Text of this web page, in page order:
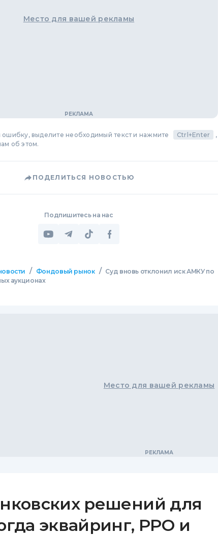
Место для вашей рекламы
ошибку, выделите необходимый текст и нажмите Ctrl+Enter
,
об этом.
ПОДЕЛИТЬСЯ НОВОСТЬЮ
Подпишитесь на нас
/ Фондовый рынок / Суд вновь отклонил иск АМКУ по
аукционах
Место для вашей рекламы
решений для
эквайринг, РРО и